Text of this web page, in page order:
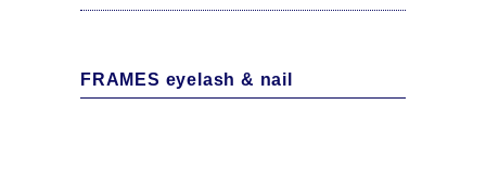
FRAMES eyelash & nail